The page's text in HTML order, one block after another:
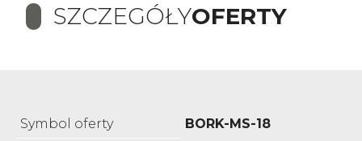
SZCZEGÓŁYOFERTY
Symbol oferty
BORK-MS-18